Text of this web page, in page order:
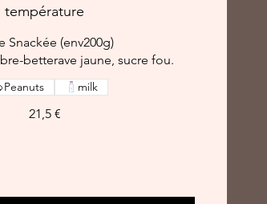
température
Snackée (env200g)
betterave jaune, sucre fou.
21,5 €
Peanuts milk